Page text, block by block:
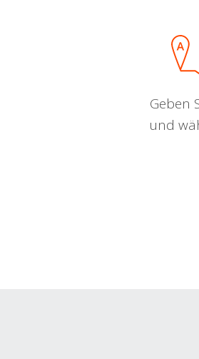
Geben
und